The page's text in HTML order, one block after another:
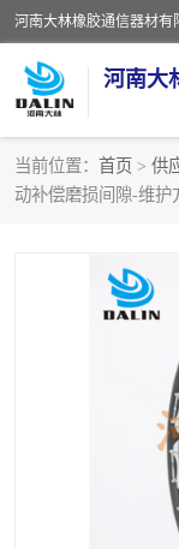
河南大
当前位置： 首页 > 供
动补偿磨损间隙-维护
推盘离合器
VC离合器
PO隔膜离合器
泥浆泵空气包
DY隔膜式离合